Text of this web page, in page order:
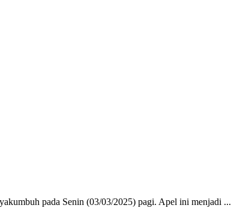
pada Senin (03/03/2025) pagi. Apel ini menjadi ...